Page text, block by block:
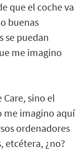
que el coche va
buenas
se puedan
me imagino
sino el
me imagino aquí
ordenadores
etcétera, ¿no?